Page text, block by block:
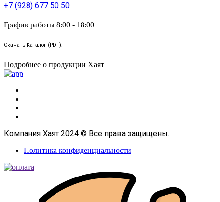
+7 (928) 677 50 50
График работы 8:00 - 18:00
Скачать Каталог (PDF):
Подробнее о продукции Хаят
Компания Хаят 2024 © Все права защищены.
Политика конфиденциальности